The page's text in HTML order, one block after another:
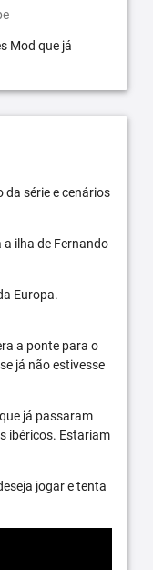
Mod que já
da série e cenários
ilha de Fernando
Europa.
a ponte para o
já não estivesse
já passaram
ibéricos. Estariam
jogar e tenta